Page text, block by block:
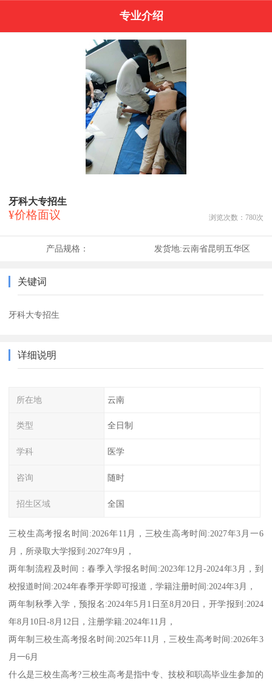
专业介绍
牙科大专招生
¥价格面议 浏览次数： 780次
产品规格： 发货地:云南省昆明五华区
关键词
牙科大专招生
详细说明
所在地 云南
类型 全日制
学科 医学
咨询 随时
招生区域 全国
三校生高考报名时间:2026年11月，三校生高考时间:2027年3月一6
月，所录取大学报到:2027年9月，
两年制流程及时间：春季入学报名时间:2023年12月-2024年3月，到
校报道时间:2024年春季开学即可报道，学籍注册时间:2024年3月，
两年制秋季入学，预报名:2024年5月1日至8月20日，开学报到:2024
年8月10日-8月12日，注册学籍:2024年11月，
两年制三校生高考报名时间:2025年11月，三校生高考时间:2026年3
月一6月
什么是三校生高考?三校生高考是指中专、技校和职高毕业生参加的